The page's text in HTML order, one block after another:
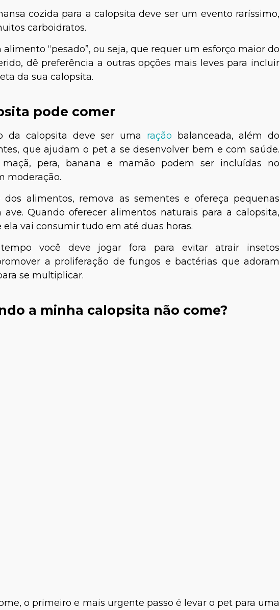
cozida para a calopsita deve ser um evento raríssimo,
carboidratos.
“pesado”, ou seja, que requer um esforço maior do
dê preferência a outras opções mais leves para incluir
da sua calopsita.
pode comer
da calopsita deve ser uma ração balanceada, além do
que ajudam o pet a se desenvolver bem e com saúde.
pera, banana e mamão podem ser incluídas no
moderação.
alimentos, remova as sementes e ofereça pequenas
Quando oferecer alimentos naturais para a calopsita,
vai consumir tudo em até duas horas.
você deve jogar fora para evitar atrair insetos
a proliferação de fungos e bactérias que adoram
se multiplicar.
a minha calopsita não come?
o primeiro e mais urgente passo é levar o pet para uma